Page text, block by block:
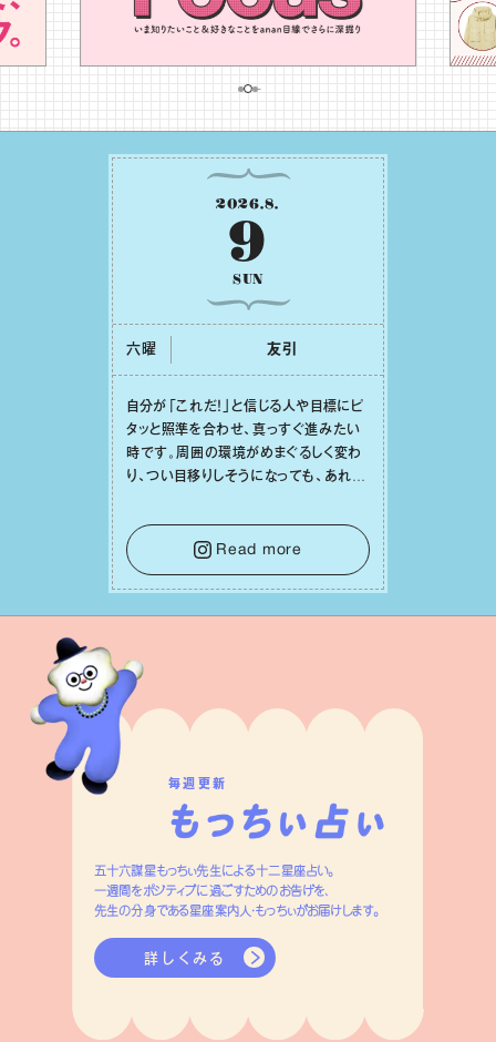
2026.8.
9
SUN
六曜 友引
⾃分が「これだ！」と信じる⼈や⽬標にピ
タッと照準を合わせ、真っすぐ進みたい
時です。周囲の環境がめまぐるしく変わ
り、つい⽬移りしそうになっても、あれこ
をそっと⼿放し、⽬の前のことに集中しま
しょう。そのブレない決意が、あなたにと
って有意義で安定した成果を引き寄せま
す。
Read more
毎週更新
五十六謀星もっちぃ先生による十二星座占い。
一週間をポジティブに過ごすためのお告げを、
先生の分身である星座案内人・もっちぃがお届けします。
詳しくみる